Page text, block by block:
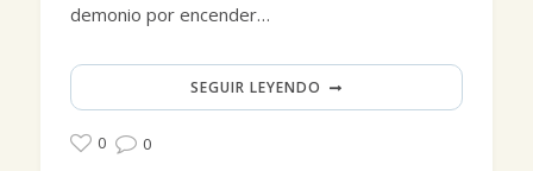
demonio por encender…
SEGUIR LEYENDO
0 0